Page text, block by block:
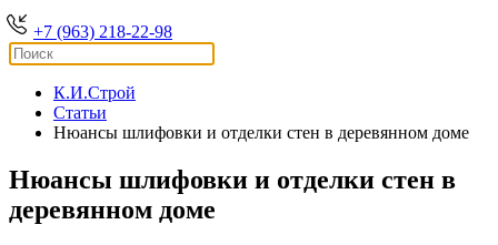
+7 (963) 218-22-98
К.И.Строй
Статьи
Нюансы шлифовки и отделки стен в деревянном доме
Нюансы шлифовки и отделки стен в
деревянном доме